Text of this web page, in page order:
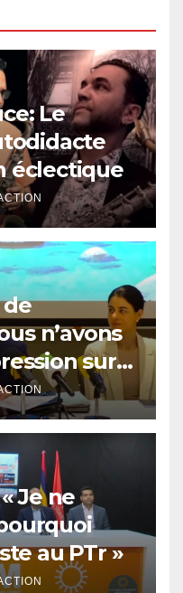
Le
éclectique
n’avons
sur
Paul
Je ne
au PTr »